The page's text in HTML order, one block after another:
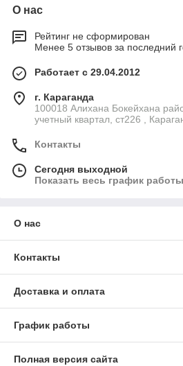
О нас
Рейтинг не сформирован
Менее 5 отзывов за последний
Работает с 29.04.2012
г. Караганда
100018 Алихана Бокейхана
учетный квартал, ст226 ,
Контакты
Сегодня выходной
Показать весь график работы
О нас
Контакты
Доставка и оплата
График работы
Полная версия сайта